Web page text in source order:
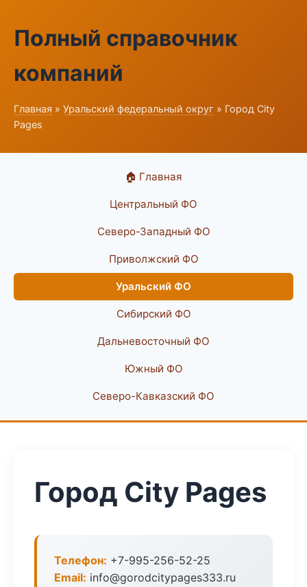
Полный справочник
компаний
Главная » Уральский федеральный округ » Город City
Pages
🏠 Главная
Центральный ФО
Северо-Западный ФО
Приволжский ФО
Уральский ФО
Сибирский ФО
Дальневосточный ФО
Южный ФО
Северо-Кавказский ФО
Город City Pages
Телефон: +7-995-256-52-25
Email: info@gorodcitypages333.ru